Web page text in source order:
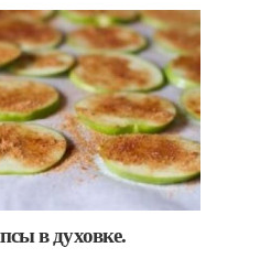
в духовке.